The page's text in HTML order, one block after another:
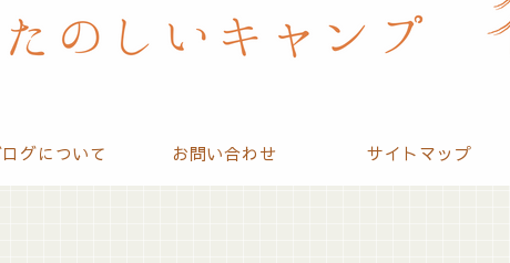
グについて お問い合わせ サイトマップ